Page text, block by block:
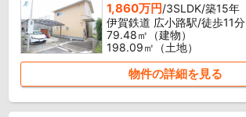
1,860万円/3SLDK/築15年
伊賀鉄道 広小路駅/徒歩11分
79.48㎡（建物）
198.09㎡（土地）
物件の詳細を見る